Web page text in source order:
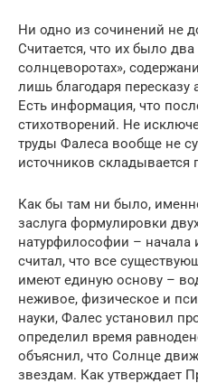
Ни одно из сочинений не
Считается, что их было
солнцеворотах»,
лишь благодаря
Есть информация, что
стихотворений. Не
труды Фалеса вообще не
источников складывается
Как бы там ни было,
заслуга формулировки
натурфилософии –
считал, что все
имеют единую основу –
неживое, физическое и
науки, Фалес установил
определил время
объяснил, что Солнце
звездам. Как утверждает